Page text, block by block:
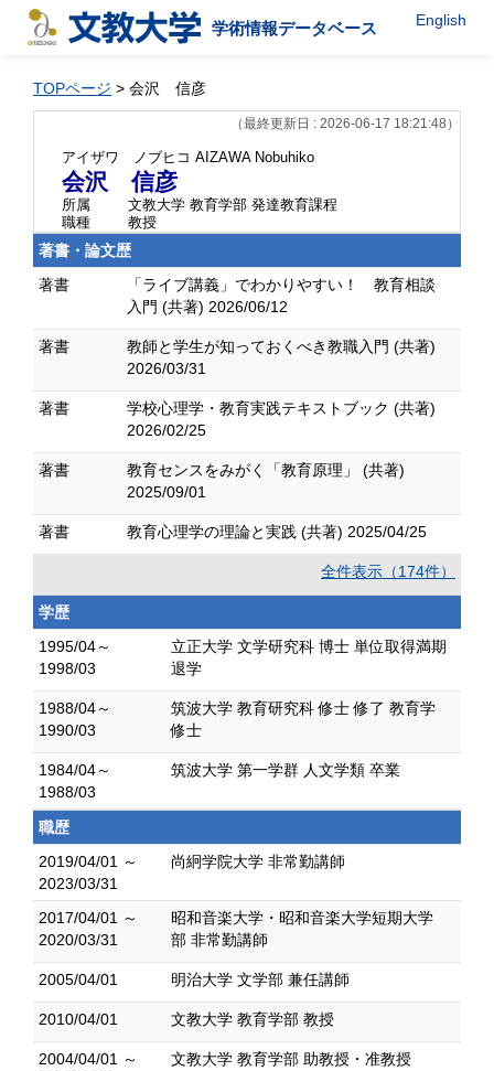
学術情報データベース English
TOPページ > 会沢 信彦
（最終更新日 : 2026-06-17 18:21:48）
アイザワ ノブヒコ AIZAWA Nobuhiko
会沢 信彦
所属
文教大学 教育学部 発達教育課程
職種
教授
著書・論文歴
著書
「ライブ講義」でわかりやすい！ 教育相談
入門 (共著) 2026/06/12
著書
教師と学生が知っておくべき教職入門 (共著)
2026/03/31
著書
学校心理学・教育実践テキストブック (共著)
2026/02/25
著書
教育センスをみがく「教育原理」 (共著)
2025/09/01
著書 教育心理学の理論と実践 (共著) 2025/04/25
全件表示（174件）
学歴
1995/04～
1998/03
立正大学 文学研究科 博士 単位取得満期
退学
1988/04～
1990/03
筑波大学 教育研究科 修士 修了 教育学
修士
1984/04～
1988/03
筑波大学 第一学群 人文学類 卒業
職歴
2019/04/01 ～
2023/03/31
尚絅学院大学 非常勤講師
2017/04/01 ～
2020/03/31
昭和音楽大学・昭和音楽大学短期大学
部 非常勤講師
2005/04/01 明治大学 文学部 兼任講師
2010/04/01 文教大学 教育学部 教授
2004/04/01 ～
文教大学 教育学部 助教授・准教授